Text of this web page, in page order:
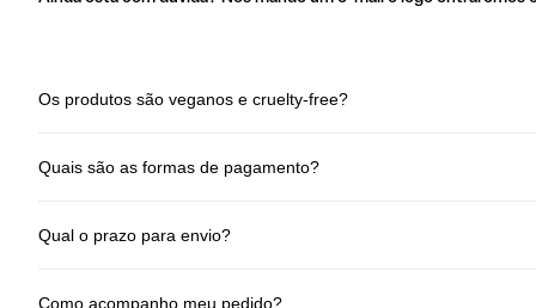
Os produtos são veganos e cruelty-free?
Quais são as formas de pagamento?
Qual o prazo para envio?
Como acompanho meu pedido?